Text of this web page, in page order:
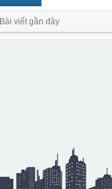
Bài viết gần đây